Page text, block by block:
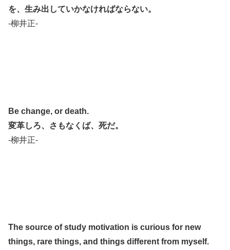
を、生み出していかなければならない。
-柳井正-
Be change, or death.
変革しろ、さもなくば、死だ。
-柳井正-
The source of study motivation is curious for new
things, rare things, and things different from myself.